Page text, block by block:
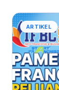
ARTIKEL